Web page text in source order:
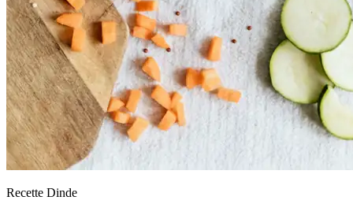
Recette Dinde